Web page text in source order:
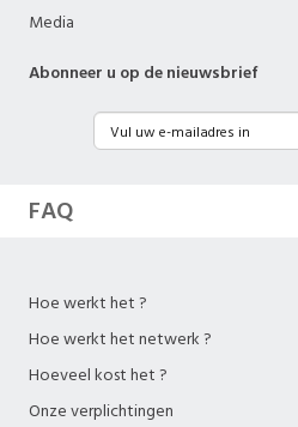
Media
Abonneer u op de nieuwsbrief
FAQ
Hoe werkt het ?
Hoe werkt het netwerk ?
Hoeveel kost het ?
Onze verplichtingen